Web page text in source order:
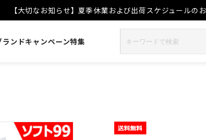
【大切なお知らせ】夏季休業および出荷スケジュールの
ランドキャンペーン特集